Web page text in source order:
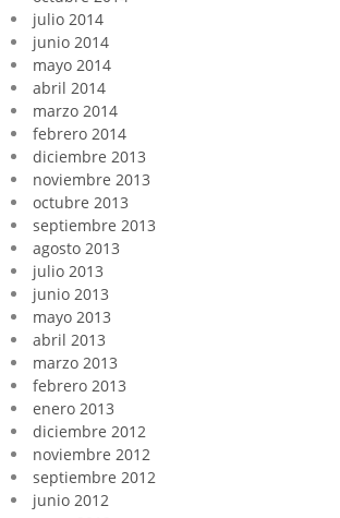
julio 2014
junio 2014
mayo 2014
abril 2014
marzo 2014
febrero 2014
diciembre 2013
noviembre 2013
octubre 2013
septiembre 2013
agosto 2013
julio 2013
junio 2013
mayo 2013
abril 2013
marzo 2013
febrero 2013
enero 2013
diciembre 2012
noviembre 2012
septiembre 2012
junio 2012